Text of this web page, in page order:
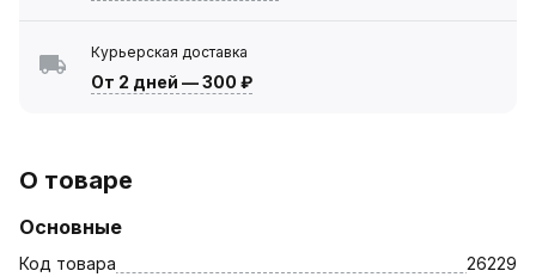
Курьерская доставка
От 2 дней —300 ₽
О товаре
Основные
Код товара 26229